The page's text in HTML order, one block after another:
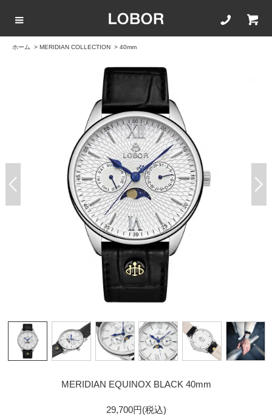
ホーム > MERIDIAN COLLECTION > 40mm
MERIDIAN EQUINOX BLACK 40mm
29,700円(税込)